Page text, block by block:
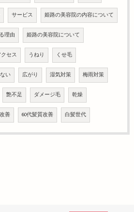
サービス 姫路の美容院の内容について
理由 姫路の美容院について
セス うねり くせ毛
い 広がり 湿気対策 梅雨対策
艶不足 ダメージ毛 乾燥
善 60代髪質改善 白髪世代